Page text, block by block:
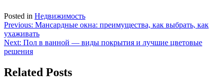
Posted in Недвижимость
Навигация
по
записям
Previous: Мансардные окна: преимущества, как выбрать, как
ухаживать
Next: Пол в ванной — виды покрытия и лучшие цветовые
решения
Related Posts